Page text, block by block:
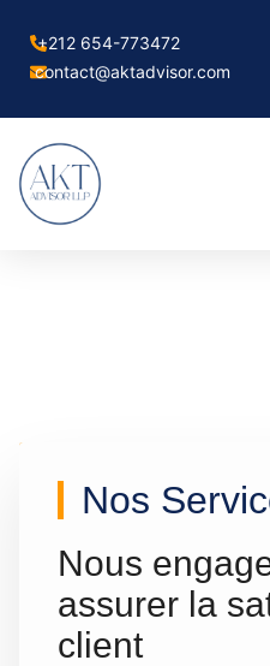
+212 654-773472
contact@aktadvisor.com
Nos
Nous
assurer la
client